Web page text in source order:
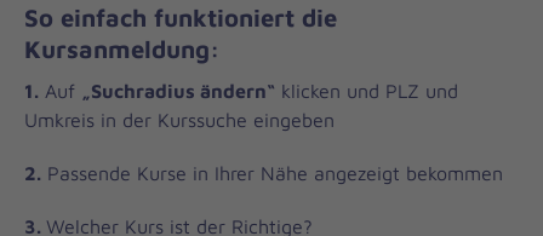
So einfach funktioniert die
Kursanmeldung:
1. Auf „Suchradius ändern“ klicken und PLZ und
Umkreis in der Kurssuche eingeben
2. Passende Kurse in Ihrer Nähe angezeigt bekommen
3. Welcher Kurs ist der Richtige?